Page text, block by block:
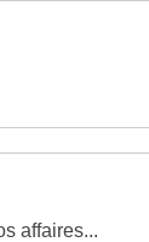
affaires...